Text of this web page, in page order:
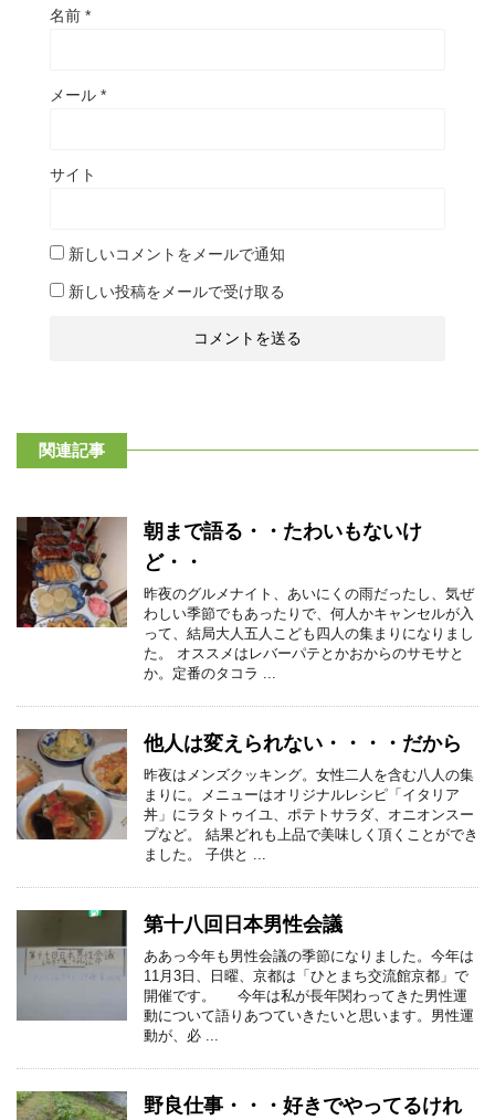
名前 *
メール *
サイト
新しいコメントをメールで通知
新しい投稿をメールで受け取る
関連記事
朝まで語る・・たわいもないけ
ど・・
昨夜のグルメナイト、あいにくの雨だったし、気ぜ
わしい季節でもあったりで、何人かキャンセルが入
って、結局大人五人こども四人の集まりになりまし
た。 オススメはレバーパテとかおからのサモサと
か。定番のタコラ ...
他人は変えられない・・・・だから
昨夜はメンズクッキング。女性二人を含む八人の集
まりに。メニューはオリジナルレシピ「イタリア
丼」にラタトゥイユ、ポテトサラダ、オニオンスー
プなど。 結果どれも上品で美味しく頂くことができ
ました。 子供と ...
第十八回日本男性会議
ああっ今年も男性会議の季節になりました。今年は
11月3日、日曜、京都は「ひとまち交流館京都」で
開催です。 今年は私が長年関わってきた男性運
動について語りあつていきたいと思います。男性運
動が、必 ...
野良仕事・・・好きでやってるけれ